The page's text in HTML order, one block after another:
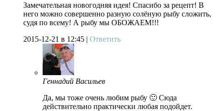
Замечательная новогодняя идея! Спасибо за рецепт! В
него можно совершенно разную солёную рыбу сложить,
судя по всему! А рыбу мы ОБОЖАЕМ!!!
2015-12-21 в 12:45 | Ответить
Геннадий Васильев
Да, мы тоже очень любим рыбу 🙂 Сюда
действительно практически любая подойдет.